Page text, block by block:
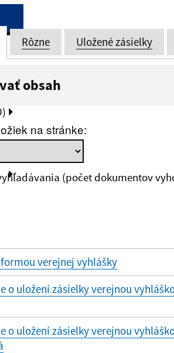
Rôzne Uložené zásielky
obsah
do:
na stránke:
(počet dokumentov
verejnej vyhlášky
o uložení zásielky verejnou
o uložení zásielky verejnou